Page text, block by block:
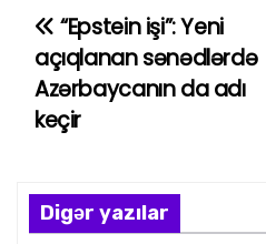
Y
a
z
n
“Epstein işi”: Yeni
açıqlanan sənədlərdə
Azərbaycanın da adı
keçir
Digər yazılar